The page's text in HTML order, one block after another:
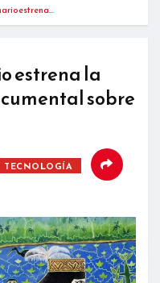
estrena…
estrena la
sobre
TECNOLOGÍA